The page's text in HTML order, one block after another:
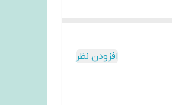
افزودن نظر